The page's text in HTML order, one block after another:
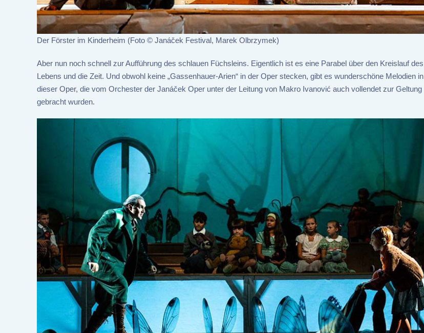
Der Förster im Kinderheim (Foto © Janáček Festival, Marek Olbrzymek)
Aber nun noch schnell zur Aufführung des schlauen Füchsleins. Eigentlich ist es eine Parabel über den Kreislauf des
Lebens und die Zeit. Und obwohl keine „Gassenhauer-Arien“ in der Oper stecken, gibt es wunderschöne Melodien in
dieser Oper, die vom Orchester der Janáček Oper unter der Leitung von Makro Ivanović auch vollendet zur Geltung
gebracht wurden.